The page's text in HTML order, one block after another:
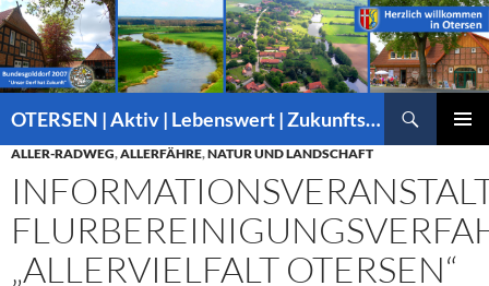
OTERSEN | Aktiv | Lebenswert | Zukunftsorientiert – mitten in Niedersachsen
INHALT
SPRINGEN
ALLER-RADWEG,ALLERFÄHRE,NATUR UND LANDSCHAFT
„ALLERVIELFALT OTERSEN“